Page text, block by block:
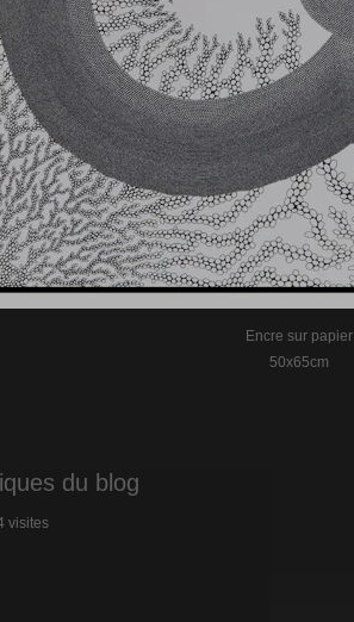
Encre sur papier
50x65cm
du blog
visites